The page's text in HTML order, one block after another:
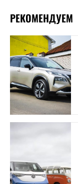
РЕКОМЕНДУЕМ